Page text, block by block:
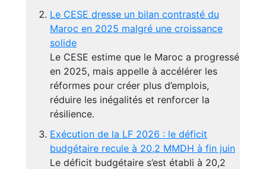
Le CESE dresse un bilan contrasté du
Maroc en 2025 malgré une croissance
solide
Le CESE estime que le Maroc a progressé
en 2025, mais appelle à accélérer les
réformes pour créer plus d’emplois,
réduire les inégalités et renforcer la
résilience.
Exécution de la LF 2026 : le déficit
budgétaire recule à 20,2 MMDH à fin juin
Le déficit budgétaire s’est établi à 20,2